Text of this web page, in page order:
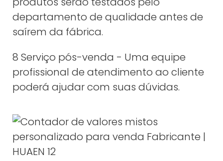
departamento de qualidade antes de
saírem da fábrica.
8 Serviço pós-venda - Uma equipe
profissional de atendimento ao cliente
poderá ajudar com suas dúvidas.